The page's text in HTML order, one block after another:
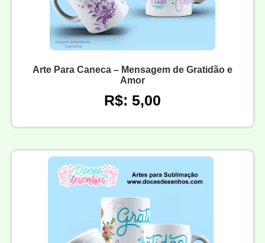
Arte Para Caneca – Mensagem de Gratidão e
Amor
R$: 5,00